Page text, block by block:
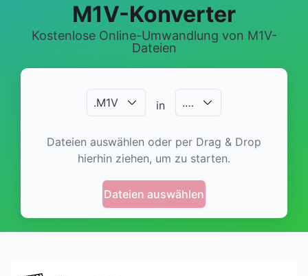
M1V-Konverter
Kostenlose Online-Umwandlung von M1V-
Dateien
.M1V in .…
Dateien auswählen oder per Drag & Drop
hierhin ziehen, um zu starten.
Dateien auswählen